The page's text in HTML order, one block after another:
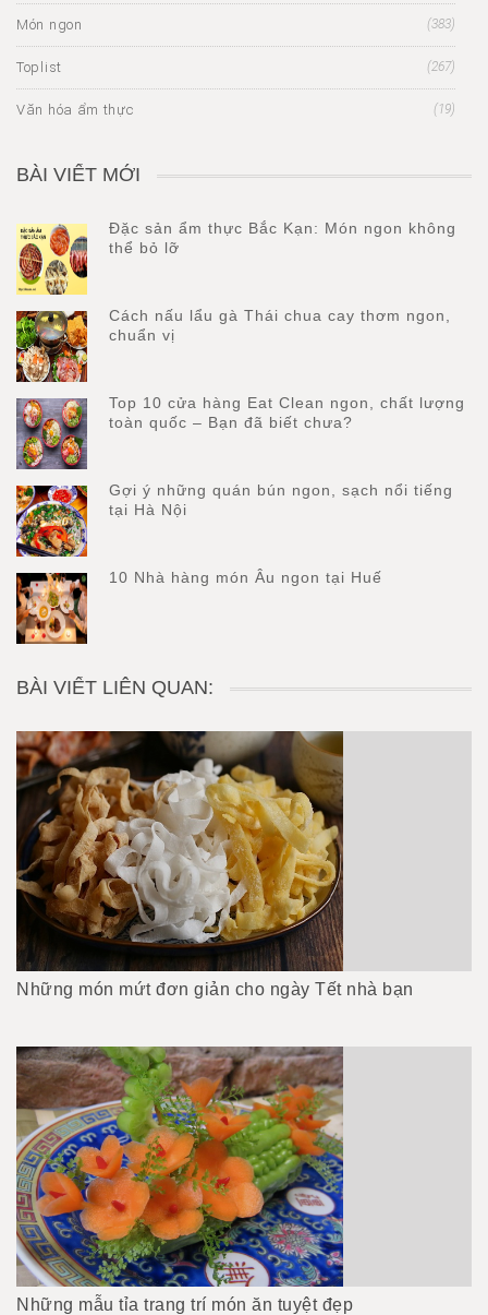
Món ngon (383)
Toplist (267)
Văn hóa ẩm thực (19)
BÀI VIẾT MỚI
Đặc sản ẩm thực Bắc Kạn: Món ngon không
thể bỏ lỡ
Cách nấu lẩu gà Thái chua cay thơm ngon,
chuẩn vị
Top 10 cửa hàng Eat Clean ngon, chất lượng
toàn quốc – Bạn đã biết chưa?
Gợi ý những quán bún ngon, sạch nổi tiếng
tại Hà Nội
10 Nhà hàng món Âu ngon tại Huế
BÀI VIẾT LIÊN QUAN:
Những món mứt đơn giản cho ngày Tết nhà bạn
Những mẫu tỉa trang trí món ăn tuyệt đẹp